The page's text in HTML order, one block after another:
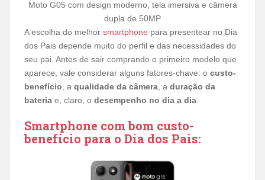
Moto G05 com design moderno, tela imersiva e câmera
dupla de 50MP
A escolha do melhor smartphone para presentear no Dia
dos Pais depende muito do perfil e das necessidades do
seu pai. Antes de sair comprando o primeiro modelo que
aparece, vale considerar alguns fatores-chave: o custo-
benefício , a qualidade da câmera , a duração da
bateria e, claro, o desempenho no dia a dia
Smartphone com bom custo-
benefício para o Dia dos Pais: